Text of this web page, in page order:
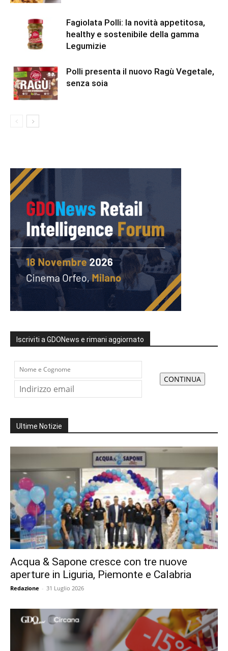
Fagiolata Polli: la novità appetitosa,
healthy e sostenibile della gamma
Legumizie
Polli presenta il nuovo Ragù Vegetale,
senza soia
Iscriviti a GDONews e rimani aggiornato
Ultime Notizie
Acqua & Sapone cresce con tre nuove
aperture in Liguria, Piemonte e Calabria
Redazione - 31 Luglio 2026